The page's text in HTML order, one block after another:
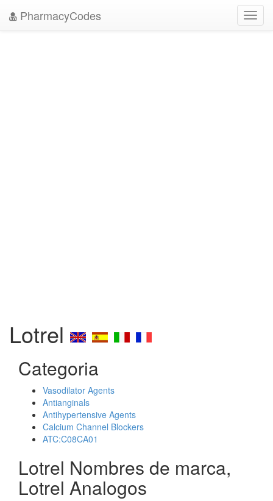
PharmacyCodes
Lotrel
Categoria
Vasodilator Agents
Antianginals
Antihypertensive Agents
Calcium Channel Blockers
ATC:C08CA01
Lotrel Nombres de marca,
Lotrel Analogos